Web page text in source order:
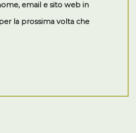
email e sito web in
la prossima volta che